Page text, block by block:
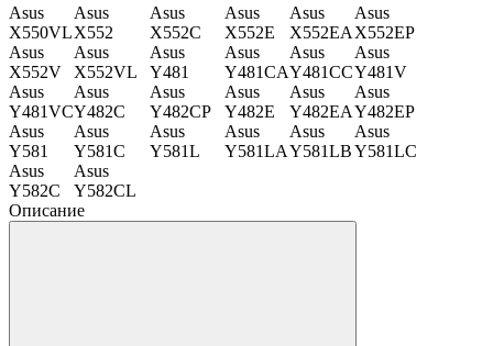
Asus
X550VL
Asus
X552
Asus
X552C
Asus
X552E
Asus
X552EA
Asus
X552EP
Asus
X552V
Asus
X552VL
Asus
Y481
Asus
Y481CA
Asus
Y481CC
Asus
Y481V
Asus
Y481VC
Asus
Y482C
Asus
Y482CP
Asus
Y482E
Asus
Y482EA
Asus
Y482EP
Asus
Y581
Asus
Y581C
Asus
Y581L
Asus
Y581LA
Asus
Y581LB
Asus
Y581LC
Asus
Y582C
Asus
Y582CL
Описание